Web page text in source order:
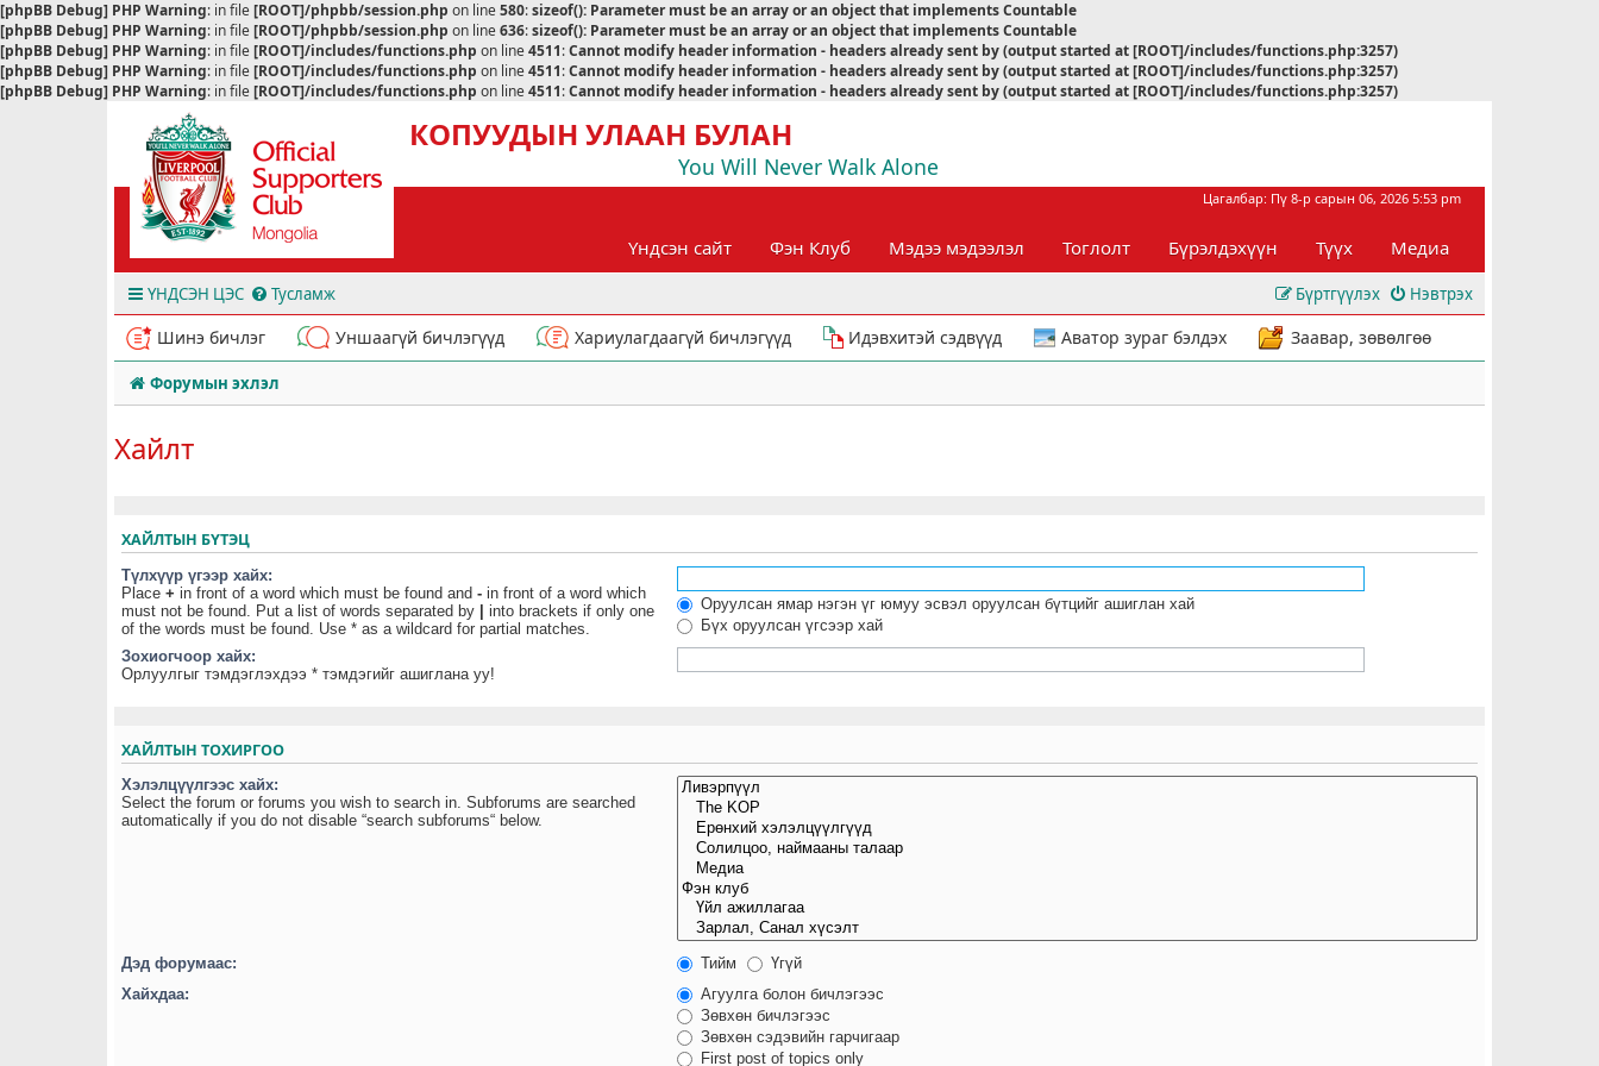
[phpBB Debug] PHP Warning: in file[ROOT]/phpbb/session.php on line580:sizeof(): Parameter must be an array or an object that implements Countable
[phpBB Debug] PHP Warning: in file[ROOT]/phpbb/session.php on line636:sizeof(): Parameter must be an array or an object that implements Countable
[phpBB Debug] PHP Warning: in file[ROOT]/includes/functions.php on line4511:Cannot modify header information - headers already sent by (output started at [ROOT]/includes/functions.php:3257)
[phpBB Debug] PHP Warning: in file[ROOT]/includes/functions.php on line4511:Cannot modify header information - headers already sent by (output started at [ROOT]/includes/functions.php:3257)
[phpBB Debug] PHP Warning: in file[ROOT]/includes/functions.php on line4511:Cannot modify header information - headers already sent by (output started at [ROOT]/includes/functions.php:3257)
КОПУУДЫН УЛААН БУЛАН
You Will Never Walk Alone
Цагалбар: Пү 8-р сарын 06, 2026 5:53 pm
Үндсэн сайт Фэн Клуб Мэдээ мэдээлэл Тоглолт Бүрэлдэхүүн Түүх Медиа
ҮНДСЭН ЦЭС Тусламж Нэвтрэх
Бүртгүүлэх
Шинэ бичлэг Уншаагүй бичлэгүүд Хариулагдаагүй бичлэгүүд Идэвхитэй сэдвүүд Аватор зураг бэлдэх Заавар, зөвөлгөө
Форумын эхлэл
Хайлт
ХАЙЛТЫН БҮТЭЦ
Түлхүүр үгээр хайх:
Place + in front of a word which must be found and - in front of a word which
must not be found. Put a list of words separated by
into brackets if only one
of the words must be found. Use * as a wildcard for partial matches.
Оруулсан ямар нэгэн үг юмуу эсвэл оруулсан бүтцийг ашиглан хай
Бүх оруулсан үгсээр хай
Зохиогчоор хайх:
Орлуулгыг тэмдэглэхдээ * тэмдэгийг ашиглана уу!
ХАЙЛТЫН ТОХИРГОО
Хэлэлцүүлгээс хайх:
Select the forum or forums you wish to search in. Subforums are searched
automatically if you do not disable “search subforums“ below.
Дэд форумаас: Тийм
Үгүй
Хайхдаа:
Агуулга болон бичлэгээс
Зөвхөн бичлэгээс
Зөвхөн сэдэвийн гарчигаар
First post of topics only